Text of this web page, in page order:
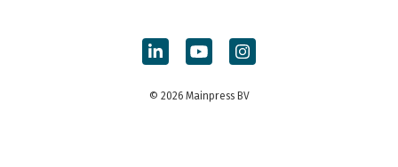
© 2026 Mainpress BV